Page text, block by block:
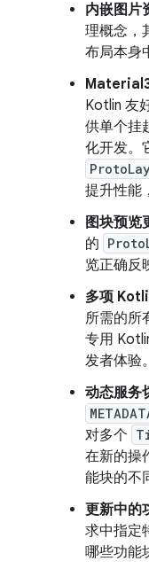
内嵌图片
理概念，
布局本身
Kotlin 友
供单个挂
化开发。
提升性能
图块预览
的
览正确反
多项
所需的所
专用
发者体验。
动态服务
对多个
在新的操
能块的不
更新中的
求中指定
哪些功能